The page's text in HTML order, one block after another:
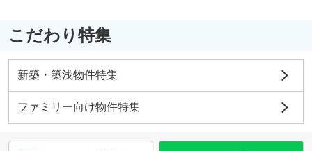
こだわり特集
新築・築浅物件特集
ファミリー向け物件特集